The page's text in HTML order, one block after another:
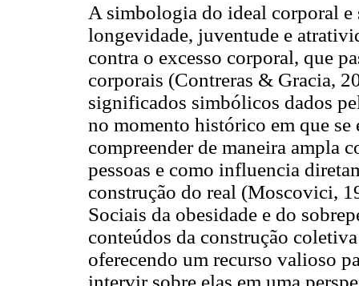
A simbologia do ideal corporal e
longevidade, juventude e
contra o excesso corporal, que
corporais (Contreras & Gracia,
significados simbólicos dados
no momento histórico em que
compreender de maneira ampla
pessoas e como influencia
construção do real (Moscovici,
Sociais da obesidade e do
conteúdos da construção
oferecendo um recurso valioso
intervir sobre elas em uma